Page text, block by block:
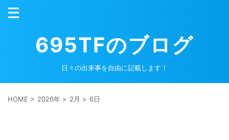
695TFのブログ
日々の出来事を自由に記載します！
HOME > 2026年 > 2月 > 6日